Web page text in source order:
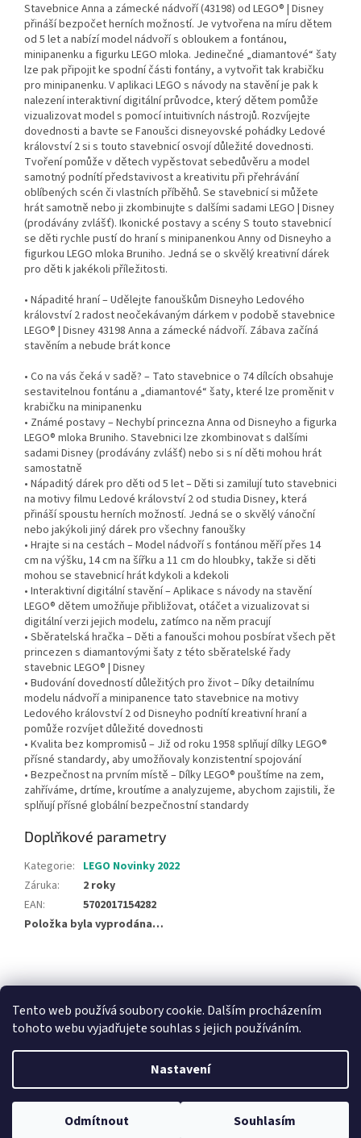
Tento web používá soubory cookie. Dalším procházením
tohoto webu vyjadřujete souhlas s jejich používáním.
Nastavení
Odmítnout Souhlasím
Stavebnice Anna a zámecké nádvoří (43198) od LEGO® | Disney
přináší bezpočet herních možností. Je vytvořena na míru dětem
od 5 let a nabízí model nádvoří s obloukem a fontánou,
minipanenku a figurku LEGO mloka. Jedinečné „diamantové“ šaty
lze pak připojit ke spodní části fontány, a vytvořit tak krabičku
pro minipanenku. V aplikaci LEGO s návody na stavění je pak k
nalezení interaktivní digitální průvodce, který dětem pomůže
vizualizovat model s pomocí intuitivních nástrojů. Rozvíjejte
dovednosti a bavte se Fanoušci disneyovské pohádky Ledové
království 2 si s touto stavebnicí osvojí důležité dovednosti.
Tvoření pomůže v dětech vypěstovat sebedůvěru a model
samotný podnítí představivost a kreativitu při přehrávání
oblíbených scén či vlastních příběhů. Se stavebnicí si můžete
hrát samotně nebo ji zkombinujte s dalšími sadami LEGO | Disney
(prodávány zvlášť). Ikonické postavy a scény S touto stavebnicí
se děti rychle pustí do hraní s minipanenkou Anny od Disneyho a
figurkou LEGO mloka Bruniho. Jedná se o skvělý kreativní dárek
pro děti k jakékoli příležitosti.
• Nápadité hraní – Udělejte fanouškům Disneyho Ledového
království 2 radost neočekávaným dárkem v podobě stavebnice
LEGO® | Disney 43198 Anna a zámecké nádvoří. Zábava začíná
stavěním a nebude brát konce
• Co na vás čeká v sadě? – Tato stavebnice o 74 dílcích obsahuje
sestavitelnou fontánu a „diamantové“ šaty, které lze proměnit v
krabičku na minipanenku
• Známé postavy – Nechybí princezna Anna od Disneyho a figurka
LEGO® mloka Bruniho. Stavebnici lze zkombinovat s dalšími
sadami Disney (prodávány zvlášť) nebo si s ní děti mohou hrát
samostatně
• Nápaditý dárek pro děti od 5 let – Děti si zamilují tuto stavebnici
na motivy filmu Ledové království 2 od studia Disney, která
přináší spoustu herních možností. Jedná se o skvělý vánoční
nebo jakýkoli jiný dárek pro všechny fanoušky
• Hrajte si na cestách – Model nádvoří s fontánou měří přes 14
cm na výšku, 14 cm na šířku a 11 cm do hloubky, takže si děti
mohou se stavebnicí hrát kdykoli a kdekoli
• Interaktivní digitální stavění – Aplikace s návody na stavění
LEGO® dětem umožňuje přibližovat, otáčet a vizualizovat si
digitální verzi jejich modelu, zatímco na něm pracují
• Sběratelská hračka – Děti a fanoušci mohou posbírat všech pět
princezen s diamantovými šaty z této sběratelské řady
stavebnic LEGO® | Disney
• Budování dovedností důležitých pro život – Díky detailnímu
modelu nádvoří a minipanence tato stavebnice na motivy
Ledového království 2 od Disneyho podnítí kreativní hraní a
pomůže rozvíjet důležité dovednosti
• Kvalita bez kompromisů – Již od roku 1958 splňují dílky LEGO®
přísné standardy, aby umožňovaly konzistentní spojování
• Bezpečnost na prvním místě – Dílky LEGO® pouštíme na zem,
zahříváme, drtíme, kroutíme a analyzujeme, abychom zajistili, že
splňují přísné globální bezpečnostní standardy
Doplňkové parametry
Kategorie: LEGO Novinky 2022
Záruka:
2 roky
EAN:
5702017154282
Položka byla vyprodána…
á
Vytvořil Shoptet
Copyright 2026Hračky Duba . Všechna práva vyhrazena.